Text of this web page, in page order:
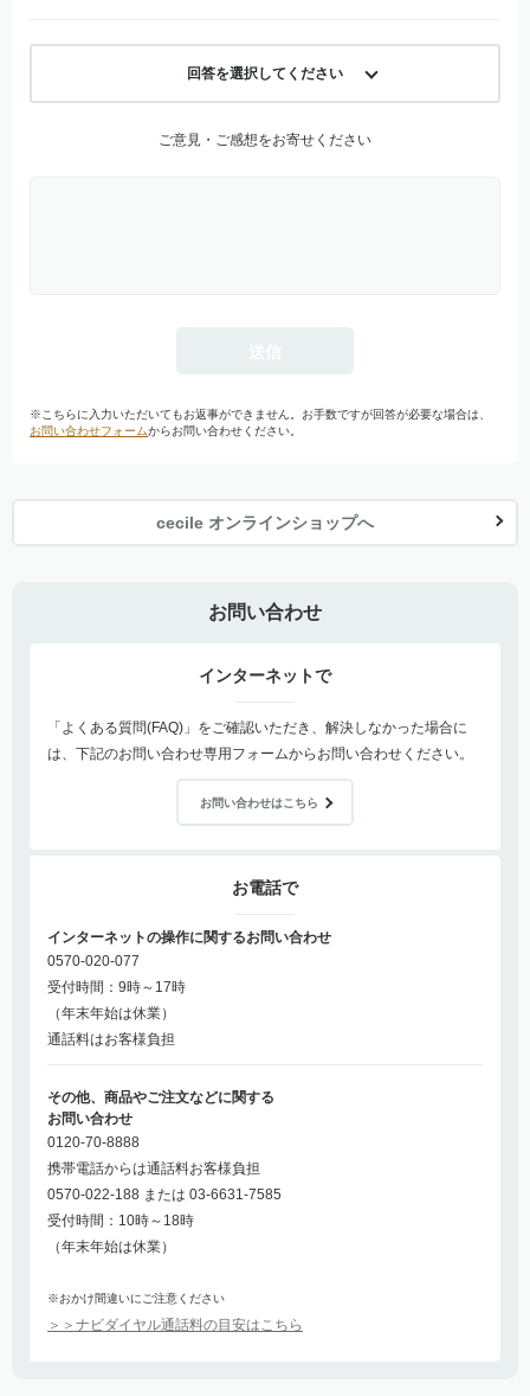
回答を選択してください
ご意見・ご感想をお寄せください
※こちらに入力いただいてもお返事ができません。お手数ですが回答が必要な場合は、
お問い合わせフォームからお問い合わせください。
cecile オンラインショップへ
お問い合わせ
インターネットで
「よくある質問(FAQ)」をご確認いただき、解決しなかった場合に
は、下記のお問い合わせ専用フォームからお問い合わせください。
お問い合わせはこちら
お電話で
インターネットの操作に関するお問い合わせ
0570-020-077
受付時間：9時～17時
（年末年始は休業）
通話料はお客様負担
その他、商品やご注文などに関する
お問い合わせ
0120-70-8888
携帯電話からは通話料お客様負担
0570-022-188 または 03-6631-7585
受付時間：10時～18時
（年末年始は休業）
※おかけ間違いにご注意ください
＞＞ナビダイヤル通話料の目安はこちら